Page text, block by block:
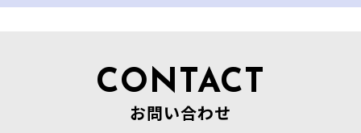
CONTACT
お問い合わせ